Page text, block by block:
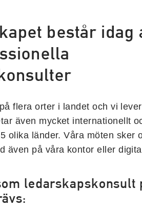
består idag
flera orter i landet och vi
även mycket internationellt
olika länder. Våra möten sker
även på våra kontor eller
ledarskapskonsult